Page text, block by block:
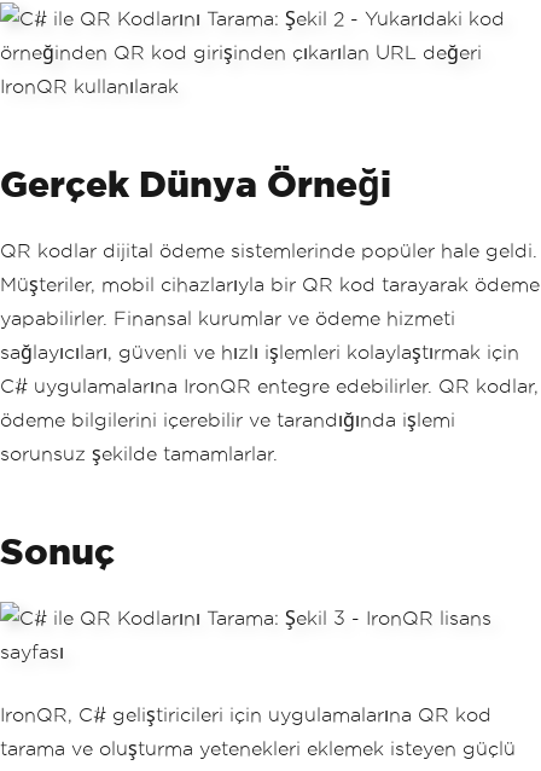
Gerçek Dünya Örneği
QR kodlar dijital ödeme sistemlerinde popüler hale geldi.
Müşteriler, mobil cihazlarıyla bir QR kod tarayarak ödeme
yapabilirler. Finansal kurumlar ve ödeme hizmeti
sağlayıcıları, güvenli ve hızlı işlemleri kolaylaştırmak için
C# uygulamalarına IronQR entegre edebilirler. QR kodlar,
ödeme bilgilerini içerebilir ve tarandığında işlemi
sorunsuz şekilde tamamlarlar.
Sonuç
IronQR, C# geliştiricileri için uygulamalarına QR kod
tarama ve oluşturma yetenekleri eklemek isteyen güçlü